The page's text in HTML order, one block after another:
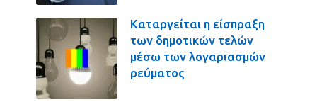
Καταργείται η είσπραξη
των δημοτικών τελών
μέσω των λογαριασμών
ρεύματος